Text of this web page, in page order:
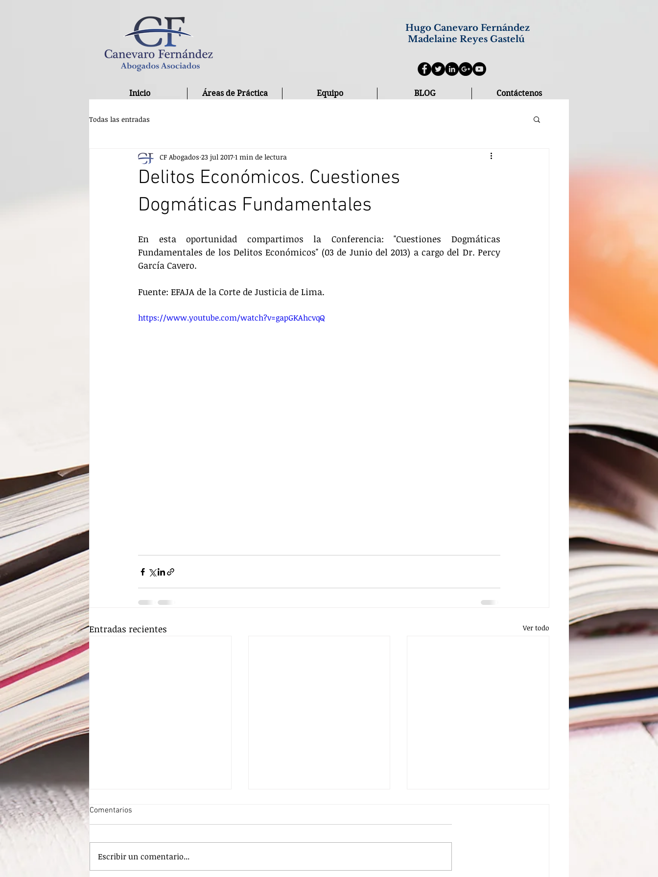
Hugo Canevaro Fernández
Madelaine Reyes Gastelú
Inicio Áreas de Práctica Equipo BLOG Contáctenos
Todas las entradas
Delitos Económicos. Cuestiones
Dogmáticas Fundamentales
CF Abogados 23 jul 2017 1 min de lectura
En esta oportunidad compartimos la Conferencia: "Cuestiones Dogmáticas
Fundamentales de los Delitos Económicos" (03 de Junio del 2013) a cargo del Dr. Percy
García Cavero.
Fuente: EFAJA de la Corte de Justicia de Lima.
https://www.youtube.com/watch?v=gapGKAhcvqQ
Entradas recientes Ver todo
Comentarios
Escribir un comentario...